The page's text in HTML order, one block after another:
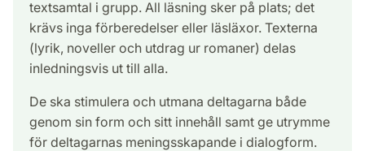
textsamtal i grupp. All läsning sker på plats; det
krävs inga förberedelser eller läsläxor. Texterna
(lyrik, noveller och utdrag ur romaner) delas
inledningsvis ut till alla.
De ska stimulera och utmana deltagarna både
genom sin form och sitt innehåll samt ge utrymme
för deltagarnas meningsskapande i dialogform.